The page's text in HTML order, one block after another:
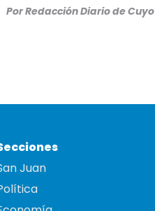
PorRedacción Diario de Cuyo
Juan